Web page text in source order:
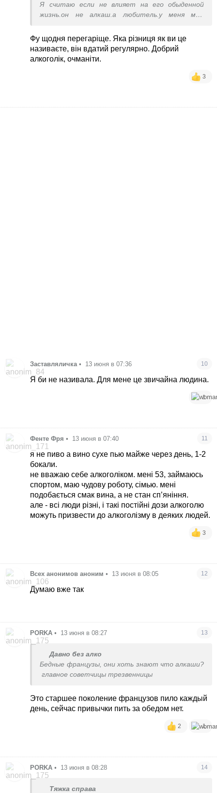
Я считаю если не влияет на его обыденной
жизнь.он не алкаш.а любитель.у меня муж
каждый день.не спился🤣🤣🤣.бабосы
зарабатывает обеспечивает и добрый
Фу щодня перегаріще. Яка різниця як ви це
називаєте, він вдатий регулярно. Добрий
алкоголік, очманіти.
3
Заставляличка • 13 июня в 07:36 10
Я би не називала. Для мене це звичайна людина.
1
Фенте Фря • 13 июня в 07:40 11
я не пиво а вино сухе пью майже через день, 1-2
бокали.
не вважаю себе алкоголіком. мені 53, займаюсь
спортом, маю чудову роботу, сімью. мені
подобається смак вина, а не стан сп’яніння.
але - всі люди різні, і такі постійні дози алкоголю
можуть призвести до алкоголізму в деяких людей.
3
Всех анонимов аноним • 13 июня в 08:05 12
Думаю вже так
PORKA • 13 июня в 08:27 13
Давно без алко
Бедные французы, они хоть знают что алкаши?
главное советчицы трезвенницы
Это старшее поколение французов пило каждый
день, сейчас привычки пить за обедом нет.
2 1
PORKA • 13 июня в 08:28 14
Тяжка справа